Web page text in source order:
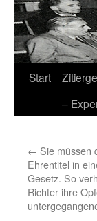
Start
–
← Sie müssen
Ehrentitel in
Gesetz. So
Richter ihre